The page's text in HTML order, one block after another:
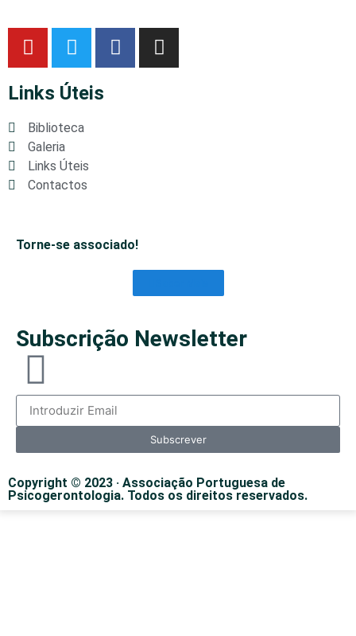
Links Úteis
Biblioteca
Galeria
Links Úteis
Contactos
Torne-se associado!
Subscrição Newsletter
Subscrever
Copyright © 2023 · Associação Portuguesa de
Psicogerontologia. Todos os direitos reservados.